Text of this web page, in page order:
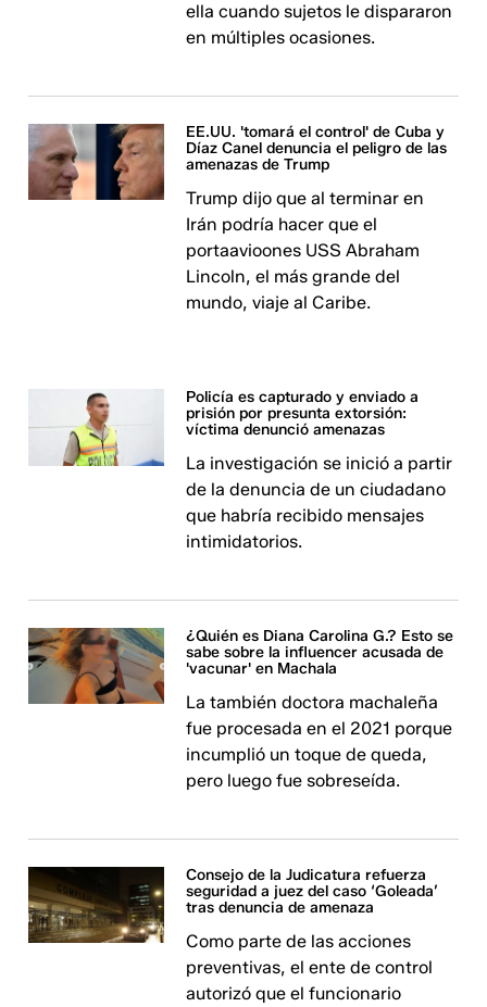
ella cuando sujetos le dispararon
en múltiples ocasiones.
EE.UU. 'tomará el control' de Cuba y
Díaz Canel denuncia el peligro de las
amenazas de Trump
Trump dijo que al terminar en
Irán podría hacer que el
portaavioones USS Abraham
Lincoln, el más grande del
mundo, viaje al Caribe.
Policía es capturado y enviado a
prisión por presunta extorsión:
víctima denunció amenazas
La investigación se inició a partir
de la denuncia de un ciudadano
que habría recibido mensajes
intimidatorios.
¿Quién es Diana Carolina G.? Esto se
sabe sobre la influencer acusada de
'vacunar' en Machala
La también doctora machaleña
fue procesada en el 2021 porque
incumplió un toque de queda,
pero luego fue sobreseída.
Consejo de la Judicatura refuerza
seguridad a juez del caso ‘Goleada’
tras denuncia de amenaza
Como parte de las acciones
preventivas, el ente de control
autorizó que el funcionario